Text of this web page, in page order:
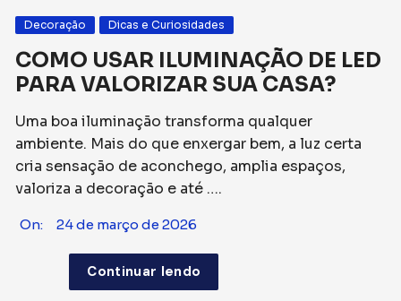
Decoração Dicas e Curiosidades
COMO USAR ILUMINAÇÃO DE LED
PARA VALORIZAR SUA CASA?
Uma boa iluminação transforma qualquer
ambiente. Mais do que enxergar bem, a luz certa
cria sensação de aconchego, amplia espaços,
valoriza a decoração e até ….
On: 24 de março de 2026
Continuar lendo